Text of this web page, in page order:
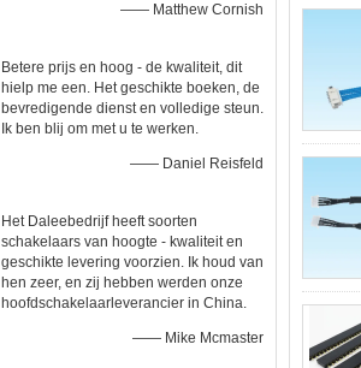
—— Matthew Cornish
Betere prijs en hoog - de kwaliteit, dit
hielp me een. Het geschikte boeken, de
bevredigende dienst en volledige steun.
Ik ben blij om met u te werken.
—— Daniel Reisfeld
Het Daleebedrijf heeft soorten
schakelaars van hoogte - kwaliteit en
geschikte levering voorzien. Ik houd van
hen zeer, en zij hebben werden onze
hoofdschakelaarleverancier in China.
—— Mike Mcmaster